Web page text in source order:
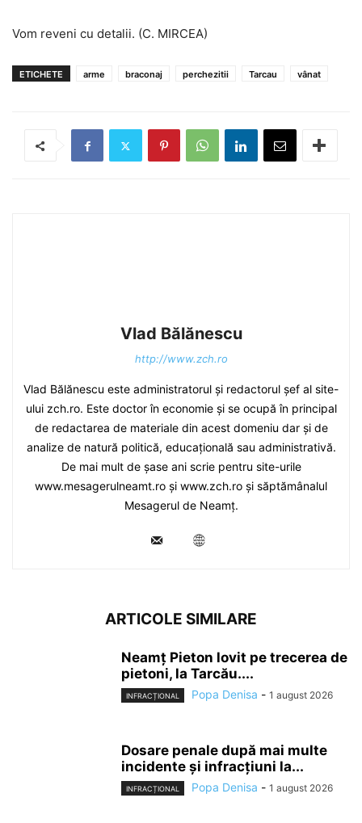
Vom reveni cu detalii. (C. MIRCEA)
ETICHETE arme braconaj perchezitii Tarcau vânat
Vlad Bălănescu
http://www.zch.ro
Vlad Bălănescu este administratorul și redactorul șef al site-
ului zch.ro. Este doctor în economie și se ocupă în principal
de redactarea de materiale din acest domeniu dar și de
analize de natură politică, educațională sau administrativă.
De mai mult de șase ani scrie pentru site-urile
www.mesagerulneamt.ro și www.zch.ro și săptămânalul
Mesagerul de Neamț.
ARTICOLE SIMILARE
Neamț Pieton lovit pe trecerea de
pietoni, la Tarcău....
INFRACȚIONAL Popa Denisa - 1 august 2026
Dosare penale după mai multe
incidente și infracțiuni la...
INFRACȚIONAL Popa Denisa - 1 august 2026